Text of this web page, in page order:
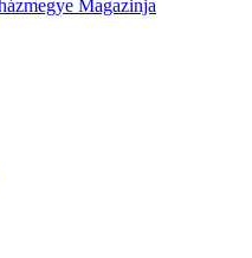
Magazinja